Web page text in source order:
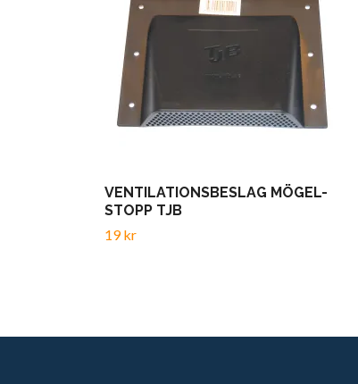
VENTILATIONSBESLAG MÖGEL-
STOPP TJB
19 kr